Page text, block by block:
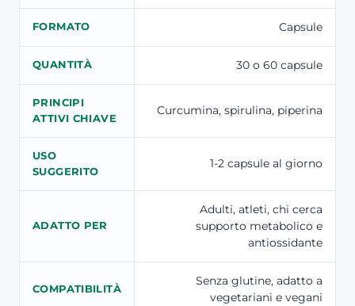
FORMATO Capsule
QUANTITÀ 30 o 60 capsule
PRINCIPI
ATTIVI CHIAVE
Curcumina, spirulina, piperina
USO
SUGGERITO
1-2 capsule al giorno
ADATTO PER
Adulti, atleti, chi cerca
supporto metabolico e
antiossidante
COMPATIBILITÀ
Senza glutine, adatto a
vegetariani e vegani